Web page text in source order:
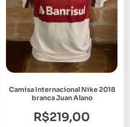
Camisa Internacional Nike 2018
branca Juan Alano
R$219,00